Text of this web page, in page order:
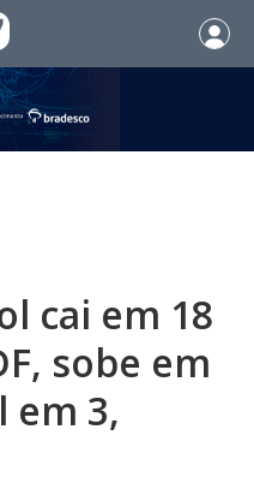
cai em 18
sobe em
em 3,